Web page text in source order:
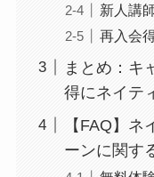
新人講
再入会
まとめ：キ
得にネイテ
【FAQ】
ーンに関す